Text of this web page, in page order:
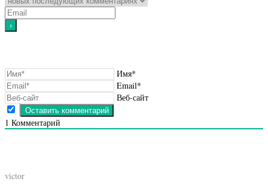
Имя*
Email*
Веб-сайт
1 Комментарий
victor